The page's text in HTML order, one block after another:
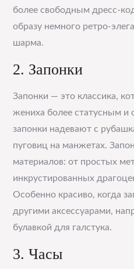
более свободным дресс-
образу немного ретро-
шарма.
2. Запонки
Запонки — это классика,
жениха более статусным и
запонки надевают с
пуговиц на манжетах.
материалов: от простых
инкрустированных
Особенно красиво, когда
другими аксессуарами,
булавкой для галстука.
3. Часы